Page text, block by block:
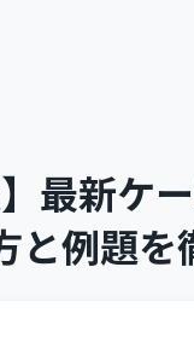
】最新ケ
と例題を